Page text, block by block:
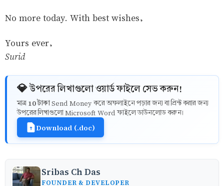
No more today. With best wishes,
Yours ever,
Surid
💎 উপরের লিখাগুলো ওয়ার্ড ফাইলে সেভ করুন!
মাত্র 10 টাকাSend Money করে অফলাইনে পড়ার জন্য বা প্রিন্ট করার জন্য
উপরের লিখাগুলো Microsoft Word ফাইলে ডাউনলোড করুন।
Download (.doc)
Sribas Ch Das
FOUNDER & DEVELOPER